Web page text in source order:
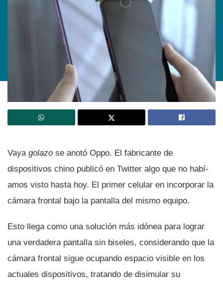
Vaya golazo se anotó Oppo. El fabricante de
dispositivos chino publicó en Twitter algo que no habí­
amos visto hasta hoy. El primer celular en incorporar la
cámara frontal bajo la pantalla del mismo equipo.
Esto llega como una solución más idónea para lograr
una verdadera pantalla sin biseles, considerando que la
cámara frontal sigue ocupando espacio visible en los
actuales dispositivos, tratando de disimular su